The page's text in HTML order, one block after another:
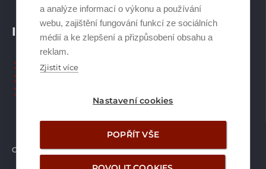
a analýze informací o výkonu a používání
webu, zajištění fungování funkcí ze sociálních
médií a ke zlepšení a přizpůsobení obsahu a
reklam.
Zjistit více
Nastavení cookies
POPŘÍT VŠE
INFORMACE
Naši pracovníci CZ
Copyright © Brilon a.s. 2026